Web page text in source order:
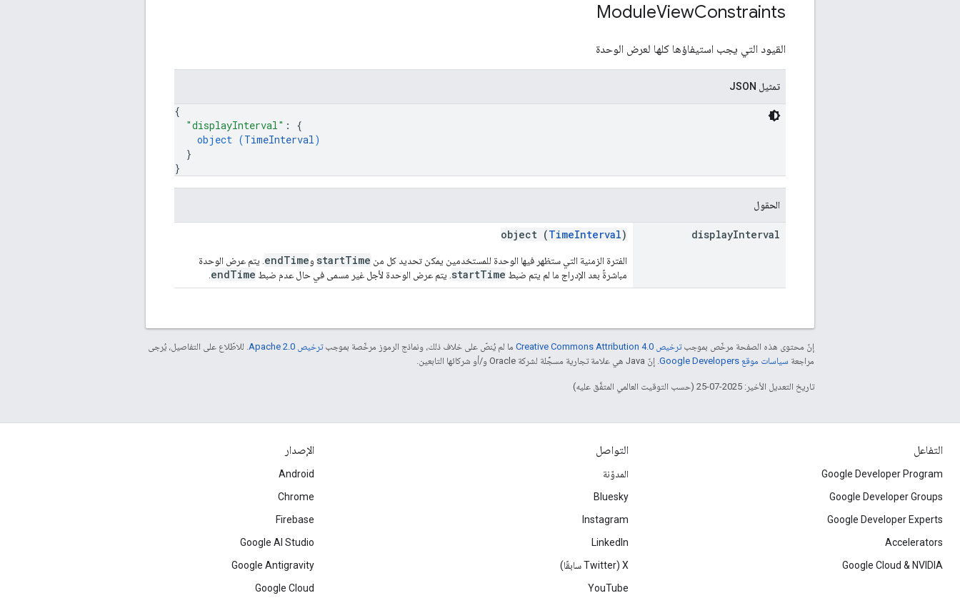
ModuleViewConstraints
القيود التي يجب استيفاؤها كلها لعرض الوحدة
تمثيل JSON
{
"displayInterval" : {
object (TimeInterval)
}
}
الحقول
displayInterval
object (TimeInterval)
الفترة الزمنية التي ستظهر فيها الوحدة للمستخدمين يمكن تحديد كل من startTime وendTime . يتم عرض الوحدة
مباشرةً بعد الإدراج ما لم يتم ضبط startTime . يتم عرض الوحدة لأجل غير مسمى في حال عدم ضبط endTime
إنّ محتوى هذه الصفحة مرخّص بموجبترخيص Creative Commons Attribution 4.0‏ ما لم يُنصّ على خلاف ذلك، ونماذج الرموز مرخّصة بموجبترخيص Apache 2.0‏
. للاطّلاع على التفاصيل، يُرجى
مراجعة سياسات موقع Google Developers‏ . إنّ Java هي علامة تجارية مسجَّلة لشركة Oracle و/أو شركائها التابعين.
تاريخ التعديل الأخير: 2025-07-25 (حسب التوقيت العالمي المتفَّق عليه)
التفاعل
Google Developer Program
Google Developer Groups
Google Developer Experts
Accelerators
Google Cloud & NVIDIA
التواصل
المدوّنة
Bluesky
Instagram
LinkedIn
‫X ‏(Twitter سابقًا)
YouTube
الإصدار
Android
Chrome
Firebase
Google AI Studio
Google Antigravity
Google Cloud